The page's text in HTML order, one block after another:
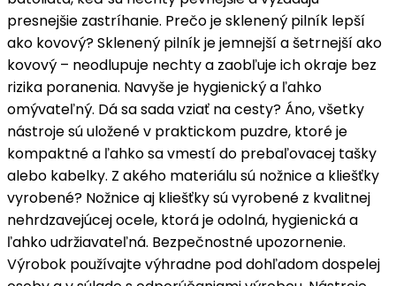
presnejšie zastríhanie. Prečo je sklenený pilník lepší
ako kovový? Sklenený pilník je jemnejší a šetrnejší ako
kovový – neodlupuje nechty a zaobľuje ich okraje bez
rizika poranenia. Navyše je hygienický a ľahko
omývateľný. Dá sa sada vziať na cesty? Áno, všetky
nástroje sú uložené v praktickom puzdre, ktoré je
kompaktné a ľahko sa vmestí do prebaľovacej tašky
alebo kabelky. Z akého materiálu sú nožnice a kliešťky
vyrobené? Nožnice aj kliešťky sú vyrobené z kvalitnej
nehrdzavejúcej ocele, ktorá je odolná, hygienická a
ľahko udržiavateľná. Bezpečnostné upozornenie.
Výrobok používajte výhradne pod dohľadom dospelej